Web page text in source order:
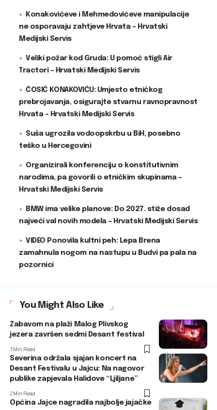
Konakovićeve i Mehmedovićeve manipulacije
ne osporavaju zahtjeve Hrvata – Hrvatski
Medijski Servis
Veliki požar kod Gruda: U pomoć stigli Air
Tractori – Hrvatski Medijski Servis
ĆOSIĆ KONAKOVIĆU: Umjesto etničkog
prebrojavanja, osigurajte stvarnu ravnopravnost
Hrvata – Hrvatski Medijski Servis
Suša ugrozila vodoopskrbu u BiH, posebno
teško u Hercegovini
Organizirali konferenciju o konstitutivnim
narodima, pa govorili o etničkim skupinama –
Hrvatski Medijski Servis
BMW ima velike planove: Do 2027. stiže dosad
najveći val novih modela – Hrvatski Medijski Servis
VIDEO Ponovila kultni peh: Lepa Brena
zamahnula nogom na nastupu u Budvi pa pala na
pozornici
You Might Also Like
Zabavom na plaži Malog Plivskog
jezera završen sedmi Desant festival
3 Min Read
Severina održala sjajan koncert na
Desant Festivalu u Jajcu: Na nagovor
publike zapjevala Halidove “Ljiljane”
2 Min Read
Općina Jajce nagradila najbolje jajačke